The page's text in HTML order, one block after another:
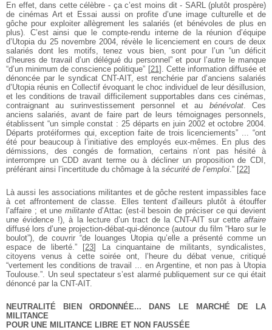
En effet, dans cette célèbre - ça c’est moins dit - SARL (plutôt prospère)
de cinémas Art et Essai aussi on profite d’une image culturelle et de
gôche pour exploiter allègrement les salariés (et bénévoles de plus en
plus). C’est ainsi que le compte-rendu interne de la réunion d’équipe
d’Utopia du 25 novembre 2004, révèle le licenciement en cours de deux
salariés dont les motifs, tenez vous bien, sont pour l’un “un déficit
d’heures de travail d’un délégué du personnel” et pour l’autre le manque
“d’un minimum de conscience politique” [21] . Cette information diffusée et
dénoncée par le syndicat CNT-AIT, est renchérie par d’anciens salariés
d’Utopia réunis en Collectif évoquant le choc individuel de leur désillusion,
et les conditions de travail difficilement supportables dans ces cinémas,
contraignant au surinvestissement personnel et au bénévolat. Ces
anciens salariés, avant de faire part de leurs témoignages personnels,
établissent “un simple constat : 25 départs en juin 2002 et octobre 2004.
Départs protéiformes qui, exception faite de trois licenciements” ... “ont
été pour beaucoup à l’initiative des employés eux-mêmes. En plus des
démissions, des congés de formation, certains n’ont pas hésité à
interrompre un CDD avant terme ou à décliner un proposition de CDI,
préférant ainsi l’incertitude du chômage à la sécurité de l’emploi.” [22]
Là aussi les associations militantes et de gôche restent impassibles face
à cet affrontement de classe. Elles tentent d’ailleurs plutôt à étouffer
l’affaire ; et une militante d’Attac (est-il besoin de préciser ce qui devient
une évidence !), à la lecture d’un tract de la CNT-AIT sur cette affaire
diffusé lors d’une projection-débat-qui-dénonce (autour du film “Haro sur le
boulot”), de couvrir “de louanges Utopia qu’elle a présenté comme un
espace de liberté.” [23]
La cinquantaine de militants, syndicalistes,
citoyens venus à cette soirée ont, l’heure du débat venue, critiqué
“vertement les conditions de travail ... en Argentine, et non pas à Utopia
Toulouse.”. Un seul spectateur s’est alarmé publiquement sur ce qui était
dénoncé par la CNT-AIT.
NEUTRALITÉ BIEN ORDONNÉE... DANS LE MARCHÉ DE LA
MILITANCE
POUR UNE MILITANCE LIBRE ET NON FAUSSÉE